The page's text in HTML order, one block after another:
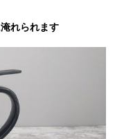
れられます